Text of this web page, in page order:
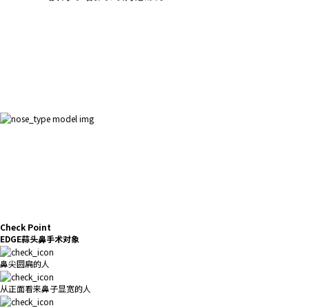
Check Point
EDGE蒜头鼻手术对象
鼻尖圆扁的人
从正面看来鼻子显宽的人